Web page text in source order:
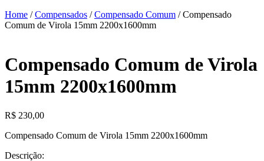
Home /Compensados /Compensado Comum / Compensado
Comum de Virola 15mm 2200x1600mm
Compensado Comum de Virola
15mm 2200x1600mm
R$ 230,00
Compensado Comum de Virola 15mm 2200x1600mm
Descrição: